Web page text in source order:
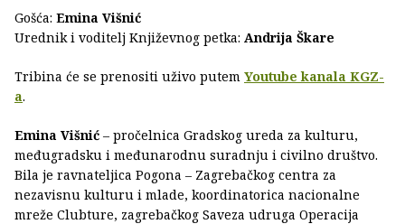
Gošća: Emina Višnić
Urednik i voditelj Književnog petka: Andrija Škare
Tribina će se prenositi uživo putem Youtube kanala KGZ-
a.
Emina Višnić – pročelnica Gradskog ureda za kulturu,
međugradsku i međunarodnu suradnju i civilno društvo.
Bila je ravnateljica Pogona – Zagrebačkog centra za
nezavisnu kulturu i mlade, koordinatorica nacionalne
mreže Clubture, zagrebačkog Saveza udruga Operacija